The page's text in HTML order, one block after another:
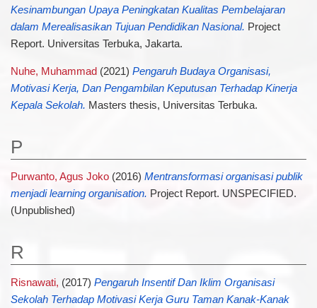
Kesinambungan Upaya Peningkatan Kualitas Pembelajaran
dalam Merealisasikan Tujuan Pendidikan Nasional. Project
Report. Universitas Terbuka, Jakarta.
Nuhe, Muhammad(2021) Pengaruh Budaya Organisasi,
Motivasi Kerja, Dan Pengambilan Keputusan Terhadap Kinerja
Kepala Sekolah. Masters thesis, Universitas Terbuka.
P
Purwanto, Agus Joko(2016) Mentransformasi organisasi publik
menjadi learning organisation. Project Report. UNSPECIFIED.
(Unpublished)
R
Risnawati, (2017) Pengaruh Insentif Dan Iklim Organisasi
Sekolah Terhadap Motivasi Kerja Guru Taman Kanak-Kanak